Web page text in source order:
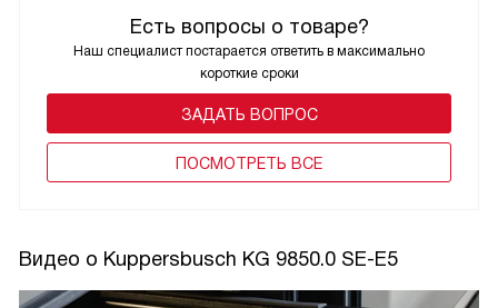
Есть вопросы о товаре?
Наш специалист постарается ответить в максимально
короткие сроки
ЗАДАТЬ ВОПРОС
ПОCМОТРЕТЬ ВСЕ
Видео о Kuppersbusch KG 9850.0 SE-E5